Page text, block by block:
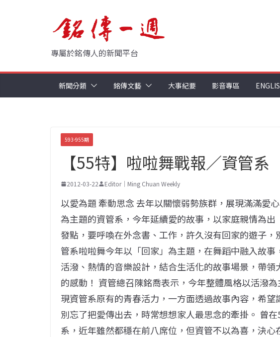
專屬於銘傳人的新聞平台
新聞分類 銘傳文藝 大事紀要 影音專區
593-955期
【55特】啦啦舞戰報／資管系
2012-03-22 Editor｜Ming Chuan Weekly
以愛為題 牽動思念 去年以關懷弱勢族群，展現滿滿愛心
為主題的資管系，今年延續愛的故事，以家庭親情為出
發點，要呼喚在外念書、工作，許久沒有回家的遊子
管系啦啦舞今年以「回家」為主題，在舞蹈中融入故
活潑、熱情的音樂設計，結合生活化的故事場景，帶
的感動！ 資管總召陳銘喬表示，今年整體風格以活潑
現資管系原有的青春活力，一方面透過故事內容，希
別忘了把愛傳出去，時常想想家人最思念的牽掛。 曾
系，近年雖然都穩在前八席位，但資管不以為喜，決